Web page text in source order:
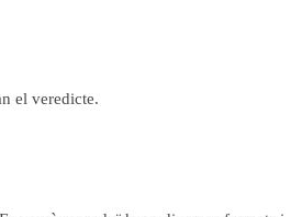
el veredicte.